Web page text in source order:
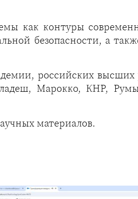
как контуры
безопасности, а
российских высших
Марокко, КНР,
материалов.